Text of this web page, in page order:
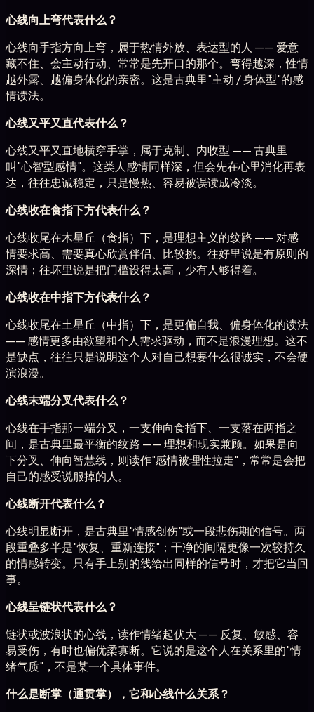
心线向上弯代表什么？
心线向手指方向上弯，属于热情外放、表达型的人 —— 爱意
藏不住、会主动行动、常常是先开口的那个。弯得越深，性情
越外露、越偏身体化的亲密。这是古典里"主动 / 身体型"的感
情读法。
心线又平又直代表什么？
心线又平又直地横穿手掌，属于克制、内收型 —— 古典里
叫"心智型感情"。这类人感情同样深，但会先在心里消化再表
达，往往忠诚稳定，只是慢热、容易被误读成冷淡。
心线收在食指下方代表什么？
心线收尾在木星丘（食指）下，是理想主义的纹路 —— 对感
情要求高、需要真心欣赏伴侣、比较挑。往好里说是有原则的
深情；往坏里说是把门槛设得太高，少有人够得着。
心线收在中指下方代表什么？
心线收尾在土星丘（中指）下，是更偏自我、偏身体化的读法
—— 感情更多由欲望和个人需求驱动，而不是浪漫理想。这不
是缺点，往往只是说明这个人对自己想要什么很诚实，不会硬
演浪漫。
心线末端分叉代表什么？
心线在手指那一端分叉，一支伸向食指下、一支落在两指之
间，是古典里最平衡的纹路 —— 理想和现实兼顾。如果是向
下分叉、伸向智慧线，则读作"感情被理性拉走"，常常是会把
自己的感受说服掉的人。
心线断开代表什么？
心线明显断开，是古典里"情感创伤"或一段悲伤期的信号。两
段重叠多半是"恢复、重新连接"；干净的间隔更像一次较持久
的情感转变。只有手上别的线给出同样的信号时，才把它当回
事。
心线呈链状代表什么？
链状或波浪状的心线，读作情绪起伏大 —— 反复、敏感、容
易受伤，有时也偏优柔寡断。它说的是这个人在关系里的"情
绪气质"，不是某一个具体事件。
什么是断掌（通贯掌），它和心线什么关系？